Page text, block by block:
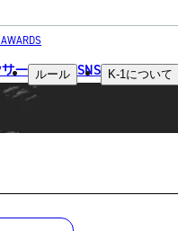
ー ルール SNS K-1 について